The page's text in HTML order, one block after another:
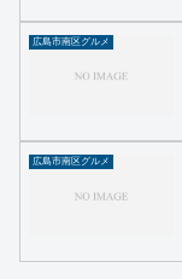
広島市南区グルメ
広島市南区グルメ